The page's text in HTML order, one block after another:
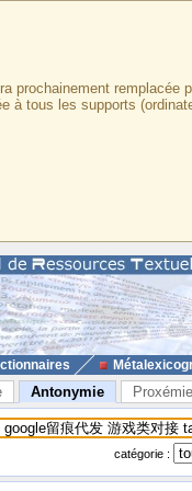
prochainement remplacée
à tous les supports
Antonymie Proxémie
catégorie :